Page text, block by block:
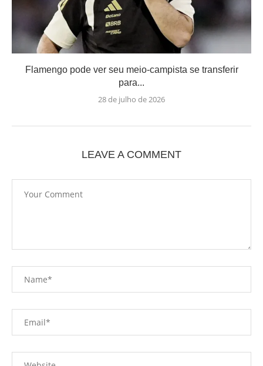
Flamengo pode ver seu meio-campista se transferir
para...
28 de julho de 2026
LEAVE A COMMENT